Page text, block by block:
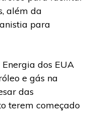
além da
para
dos EUA
e gás na
das
terem começado